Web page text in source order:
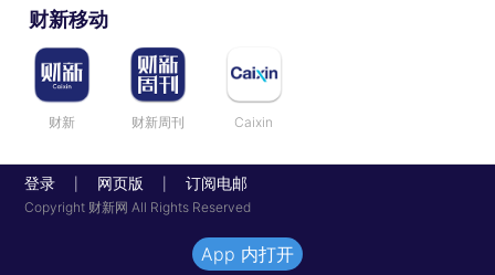
财新移动
财新 财新周刊 Caixin
登录 网页版 订阅电邮
Copyright 财新网 All Rights Reserved
App 内打开